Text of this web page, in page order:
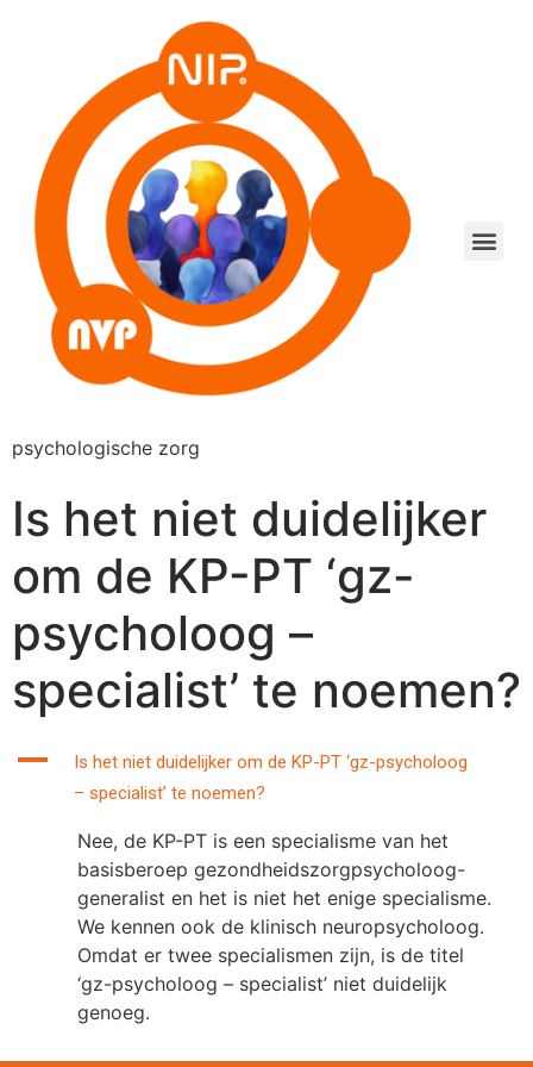
psychologische zorg
Is het niet duidelijker
om de KP-PT ‘gz-
psycholoog –
specialist’ te noemen?
A
Is het niet duidelijker om de KP-PT ‘gz-psycholoog
– specialist’ te noemen?
Nee, de KP-PT is een specialisme van het
basisberoep gezondheidszorgpsycholoog-
generalist en het is niet het enige specialisme.
We kennen ook de klinisch neuropsycholoog.
Omdat er twee specialismen zijn, is de titel
‘gz-psycholoog – specialist’ niet duidelijk
genoeg.